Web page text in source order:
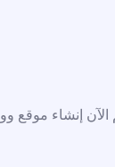
الآن إنشاء موقع